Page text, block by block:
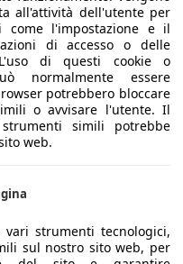
all'attività dell'utente per
come l'impostazione e il
di accesso o delle
di questi cookie o
normalmente essere
potrebbero bloccare
o avvisare l'utente. Il
simili potrebbe
web.
strumenti tecnologici,
sul nostro sito web, per